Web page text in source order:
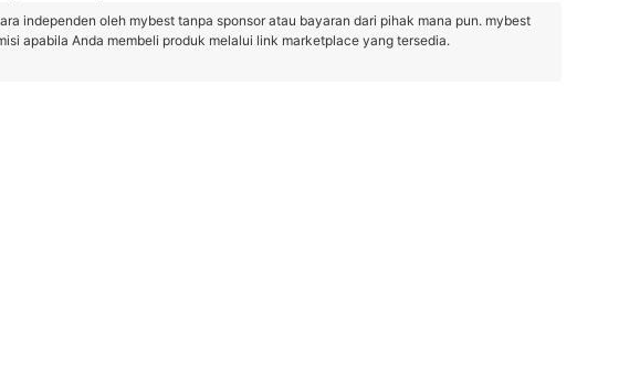
independen oleh mybest tanpa sponsor atau bayaran dari pihak mana pun. mybest
apabila Anda membeli produk melalui link marketplace yang tersedia.